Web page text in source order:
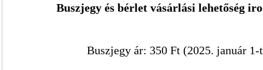
Buszjegy és bérlet vásárlási lehetőség
Buszjegy ár: 350 Ft (2025. január